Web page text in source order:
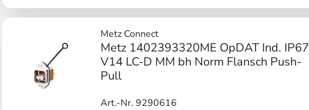
Metz Connect
Metz 1402393320ME OpDAT Ind. IP67
V14 LC-D MM bh Norm Flansch Push-
Pull
Art.-Nr. 9290616